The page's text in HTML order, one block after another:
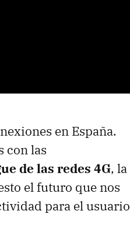
en España.
con las
de las redes 4G, la
el futuro que nos
para el usuario